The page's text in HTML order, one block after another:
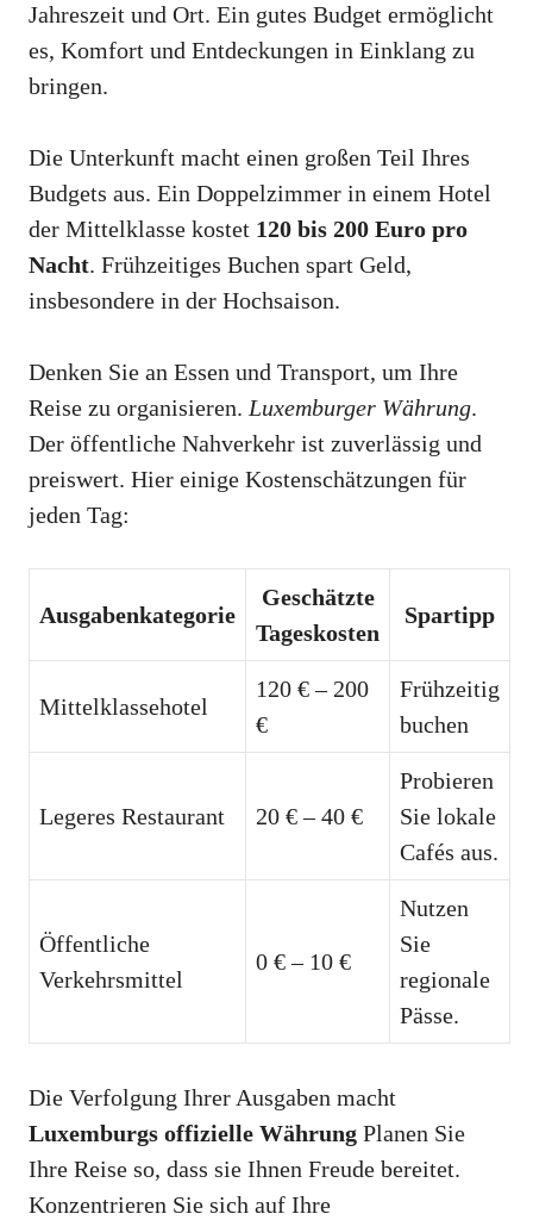
Jahreszeit und Ort. Ein gutes Budget ermöglicht
es, Komfort und Entdeckungen in Einklang zu
bringen.
Die Unterkunft macht einen großen Teil Ihres
Budgets aus. Ein Doppelzimmer in einem Hotel
der Mittelklasse kostet 120 bis 200 Euro pro
Nacht. Frühzeitiges Buchen spart Geld,
insbesondere in der Hochsaison.
Denken Sie an Essen und Transport, um Ihre
Reise zu organisieren. Luxemburger Währung.
Der öffentliche Nahverkehr ist zuverlässig und
preiswert. Hier einige Kostenschätzungen für
jeden Tag:
Ausgabenkategorie
Geschätzte
Tageskosten
Spartipp
Mittelklassehotel
120 € – 200
€
Frühzeitig
buchen
Legeres Restaurant 20 € – 40 €
Probieren
Sie lokale
Cafés aus.
Öffentliche
Verkehrsmittel
0 € – 10 €
Nutzen
Sie
regionale
Pässe.
Die Verfolgung Ihrer Ausgaben macht
Luxemburgs offizielle Währung Planen Sie
Ihre Reise so, dass sie Ihnen Freude bereitet.
Konzentrieren Sie sich auf Ihre